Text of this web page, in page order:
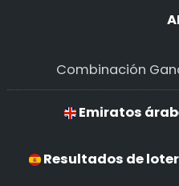
Combinación
Emiratos
Resultados de